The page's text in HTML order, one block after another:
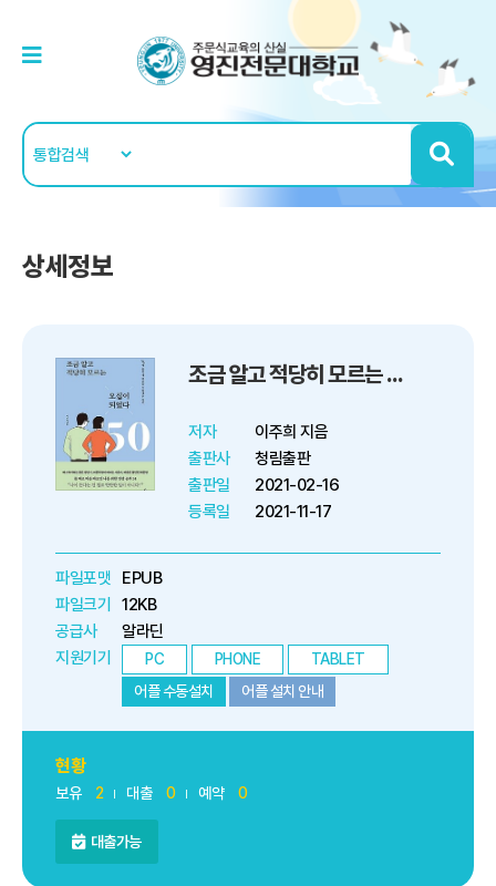
상세정보
조금 알고 적당히 모르는 오십이 되었다 - ‘척’에 숨긴 내 마음을 드러내는 시간
저자
이주희 지음
출판사
청림출판
출판일
2021-02-16
등록일
2021-11-17
파일포맷
EPUB
파일크기
12KB
공급사
알라딘
지원기기
PC PHONE
TABLET
어플 수동설치
어플 설치 안내
현황
보유 2 대출 0 예약 0
대출가능